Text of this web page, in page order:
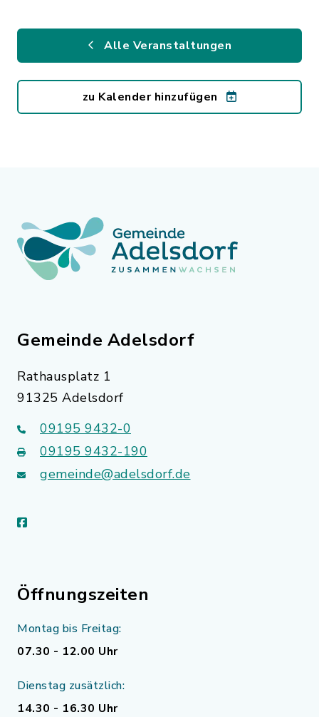
Alle Veranstaltungen
zu Kalender hinzufügen
Gemeinde Adelsdorf
Rathausplatz 1
91325 Adelsdorf
09195 9432-0
09195 9432-190
gemeinde@adelsdorf.de
facebook
Öffnungszeiten
Montag bis Freitag:
07.30 - 12.00 Uhr
Dienstag zusätzlich:
14.30 - 16.30 Uhr